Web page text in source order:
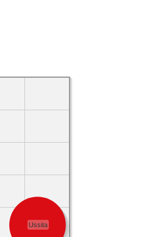
Ussita